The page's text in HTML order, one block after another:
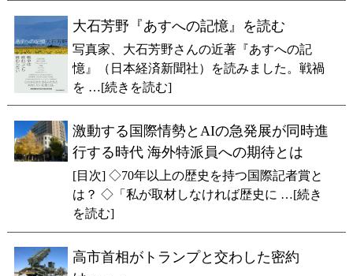
大石芳野『あすへの記憶』を読む
写真家、大石芳野さんの近著『あすへの記
憶』（日本経済新聞社）を読みました。戦禍
を …[続きを読む]
激動する国際情勢とAIの急発展が同時進
行する時代 海外特派員への期待とは
[目次] ◇70年以上の歴史を持つ国際記者賞と
は？ ◇「私が取材しなければ歴史に …[続き
を読む]
高市首相がトランプと交わした密約